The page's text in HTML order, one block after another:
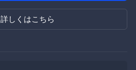
詳しくはこちら